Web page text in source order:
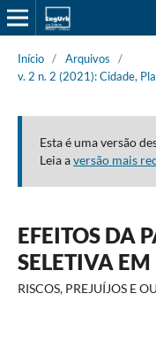
Início / Arquivos
/
v. 2 n. 2 (2021): Cidade,
Esta é uma versão
Leia aversão mais
EFEITOS DA
SELETIVA
RISCOS, PREJUÍJOS E